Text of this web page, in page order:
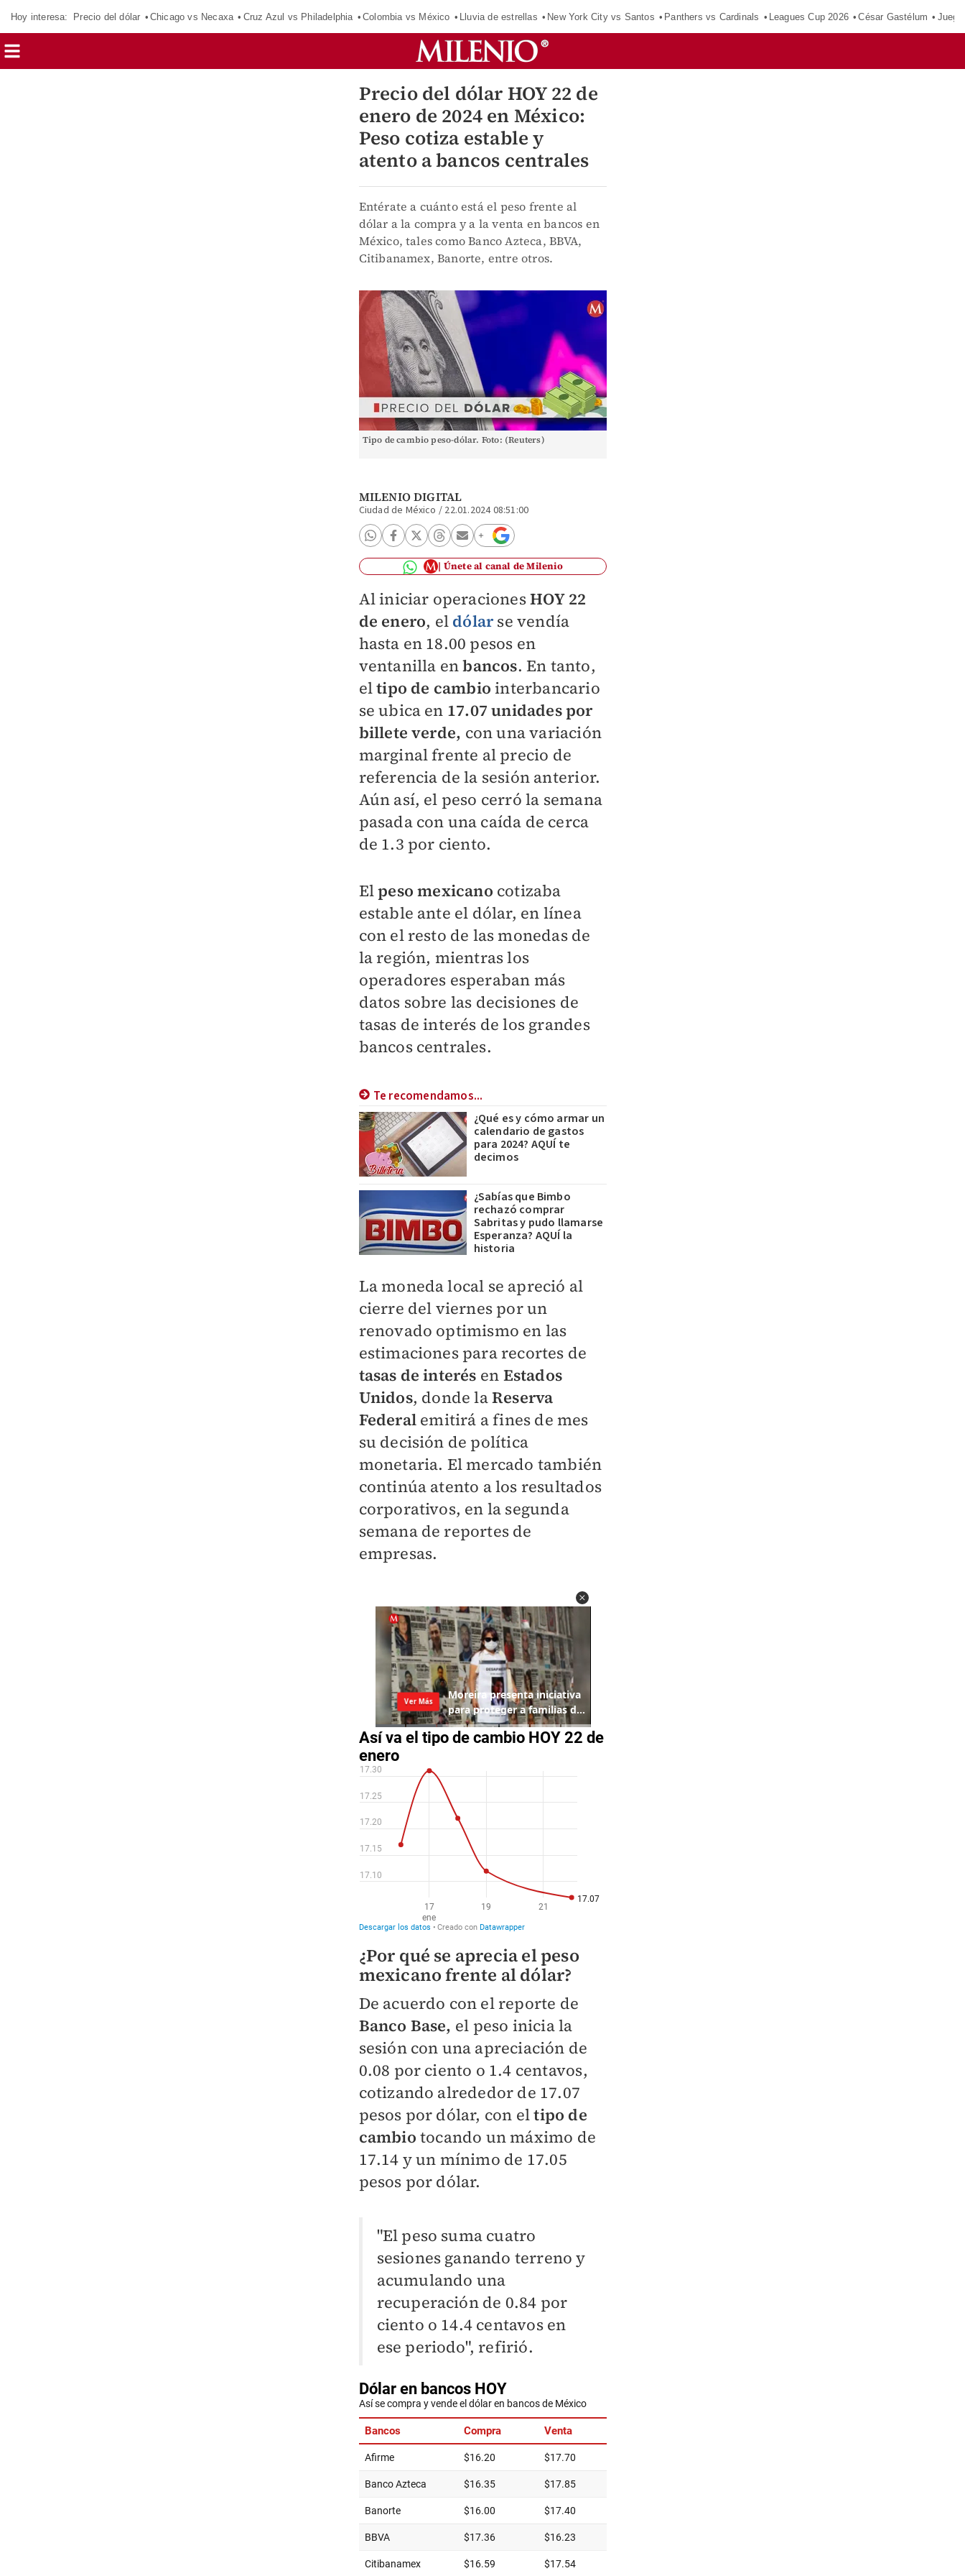
Hoy interesa: Precio del dólar Chicago vs Necaxa Cruz Azul vs Philadelphia Colombia vs México Lluvia de estrellas New York City vs Santos Panthers vs Cardinals Leagues Cup 2026 César Gastélum
Precio del dólar HOY 22 de
enero de 2024 en México:
Peso cotiza estable y
atento a bancos centrales
Entérate a cuánto está el peso frente al
dólar a la compra y a la venta en bancos en
México, tales como Banco Azteca, BBVA,
Citibanamex, Banorte, entre otros.
Tipo de cambio peso-dólar. Foto: (Reuters)
MILENIO DIGITAL
Ciudad de México / 22.01.2024 08:51:00
Únete al canal de Milenio
Al iniciar operacionesHOY 22
de enero, el dólarse vendía
hasta en 18.00 pesos en
ventanilla enbancos. En tanto,
eltipo de cambio interbancario
se ubica en 17.07 unidades por
billete verde, con una variación
marginal frente al precio de
referencia de la sesión anterior.
Aún así, el peso cerró la semana
pasada con una caída de cerca
de 1.3 por ciento.
Elpeso mexicano cotizaba
estable ante el dólar, en línea
con el resto de las monedas de
la región, mientras los
operadores esperaban más
datos sobre las decisiones de
tasas de interés de los grandes
bancos centrales.
Te recomendamos...
¿Qué es y cómo armar un
calendario de gastos
para 2024? AQUÍ te
decimos
¿Sabías que Bimbo
rechazó comprar
Sabritas y pudo llamarse
Esperanza? AQUÍ la
historia
La moneda local se apreció al
cierre del viernes por un
renovado optimismo en las
estimaciones para recortes de
tasas de interés en Estados
Unidos, donde laReserva
Federalemitirá a fines de mes
su decisión de política
monetaria. El mercado también
continúa atento a los resultados
corporativos, en la segunda
semana de reportes de
empresas.
¿Por qué se aprecia el peso
mexicano frente al dólar?
De acuerdo con el reporte de
Banco Base, el peso inicia la
sesión con una apreciación de
0.08 por ciento o 1.4 centavos,
cotizando alrededor de 17.07
pesos por dólar, con eltipo de
cambio tocando un máximo de
17.14 y un mínimo de 17.05
pesos por dólar.
"El peso suma cuatro
sesiones ganando terreno y
acumulando una
recuperación de 0.84 por
ciento o 14.4 centavos en
ese periodo", refirió.